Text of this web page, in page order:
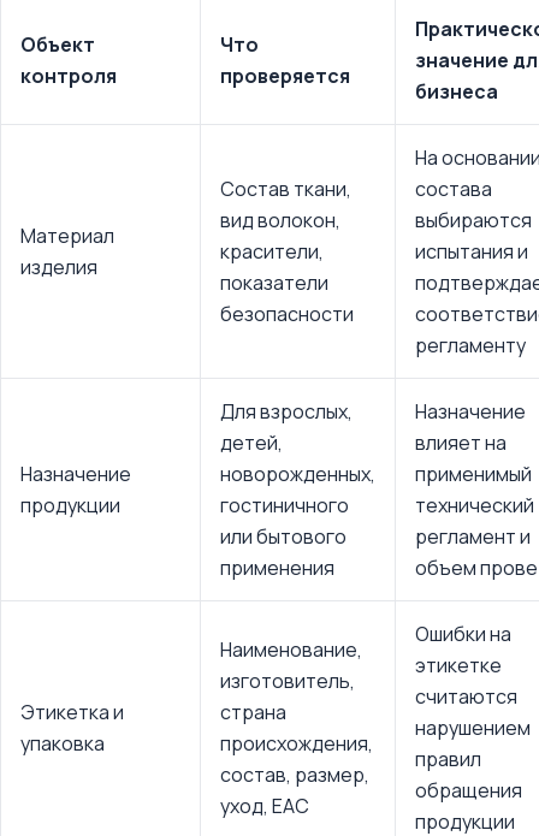
Объект
контроля
Что
проверяется
значение
бизнеса
Материал
изделия
Состав ткани,
вид волокон,
красители,
показатели
безопасности
На
состава
выбираются
испытания и
регламенту
Назначение
продукции
Для взрослых,
детей,
новорожденных,
гостиничного
или бытового
применения
Назначение
влияет на
применимый
технический
регламент и
объем
Этикетка и
упаковка
Наименование,
изготовитель,
страна
происхождения,
состав, размер,
уход, ЕАС
Ошибки на
этикетке
считаются
нарушением
правил
обращения
продукции